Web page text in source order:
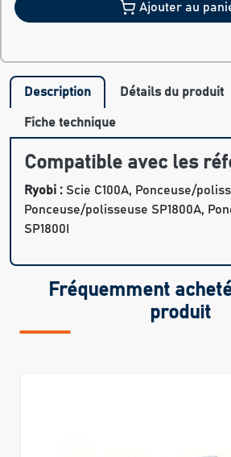
Ajouter au
Description Détails du produit
Fiche technique
Compatible avec les
Ryobi : Scie C100A, Ponceuse/
Ponceuse/polisseuse SP1800A,
SP1800I
Fréquemment
produit